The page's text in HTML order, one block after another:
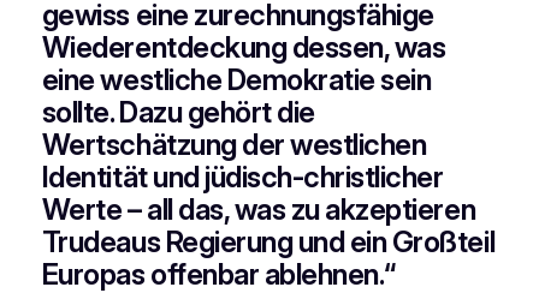
gewiss eine zurechnungsfähige
Wiederentdeckung dessen, was
eine westliche Demokratie sein
sollte. Dazu gehört die
Wertschätzung der westlichen
Identität und jüdisch-christlicher
Werte – all das, was zu akzeptieren
Trudeaus Regierung und ein Großteil
Europas offenbar ablehnen.“